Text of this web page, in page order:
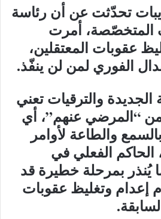
تحدّثت عن أن رئاسة
المتخصّصة، أمرت
عقوبات المعتقلين،
الفوري لمن لن ينفّذ.
الجديدة والترقيات تعني
من “المرضي عنهم”، أي
والطاعة لأوامر
الفعلي في
يُنذر بمرحلة خطيرة قد
إعدام وتغليظ عقوبات